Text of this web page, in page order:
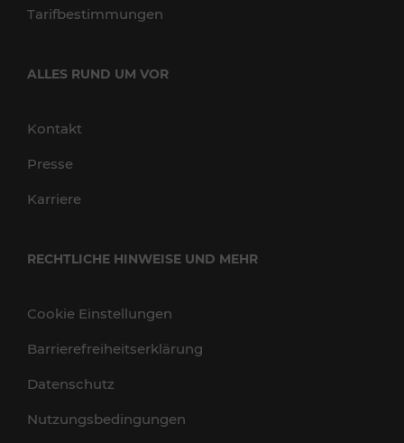
Tarifbestimmungen
ALLES RUND UM VOR
Kontakt
Presse
Karriere
RECHTLICHE HINWEISE UND MEHR
Cookie Einstellungen
Barrierefreiheitserklärung
Datenschutz
Nutzungsbedingungen